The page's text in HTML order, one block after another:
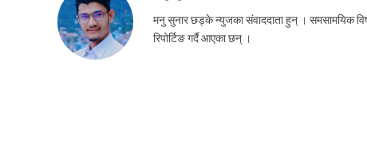
मनु सुनार छड्के न्युजका संवाददाता हुन् । समसामयिक
रिपोर्टिङ गर्दै आएका छन् ।